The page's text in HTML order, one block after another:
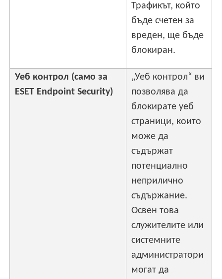
Трафикът, който
бъде счетен за
вреден, ще бъде
блокиран.
Уеб контрол (само за
ESET Endpoint Security)
„Уеб контрол“ ви
позволява да
блокирате уеб
страници, които
може да
съдържат
потенциално
неприлично
съдържание.
Освен това
служителите или
системните
администратори
могат да